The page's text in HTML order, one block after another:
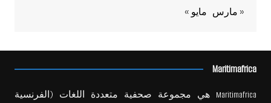
« مارس مايو »
Maritimafrica
Maritimafrica هي مجموعة صحفية متعددة اللغات (الفرنسية